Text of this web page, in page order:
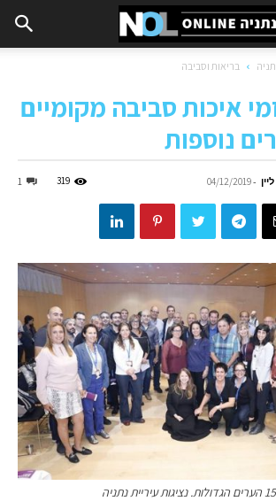
בריאות וסביבה
איכות סביבה מקומיים
נוספות
-
04/12/2019
1 319